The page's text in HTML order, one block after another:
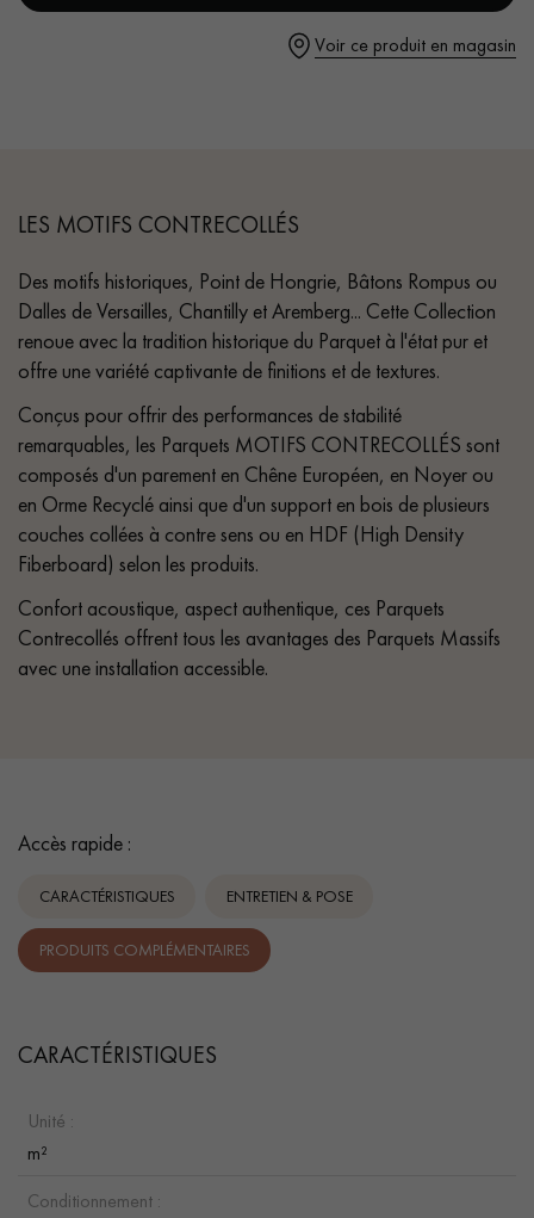
Voir ce produit en magasin
LES MOTIFS CONTRECOLLÉS
Des motifs historiques, Point de Hongrie, Bâtons Rompus ou
Dalles de Versailles, Chantilly et Aremberg... Cette Collection
renoue avec la tradition historique du Parquet à l'état pur et
offre une variété captivante de finitions et de textures.
Conçus pour offrir des performances de stabilité
remarquables, les Parquets MOTIFS CONTRECOLLÉS sont
composés d'un parement en Chêne Européen, en Noyer ou
en Orme Recyclé ainsi que d'un support en bois de plusieurs
couches collées à contre sens ou en HDF (High Density
Fiberboard) selon les produits.
Confort acoustique, aspect authentique, ces Parquets
Contrecollés offrent tous les avantages des Parquets Massifs
avec une installation accessible.
Accès rapide :
CARACTÉRISTIQUES ENTRETIEN & POSE
PRODUITS COMPLÉMENTAIRES
CARACTÉRISTIQUES
Unité :
m²
Conditionnement :